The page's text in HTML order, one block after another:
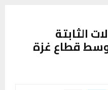
الثابتة
قطاع غزة